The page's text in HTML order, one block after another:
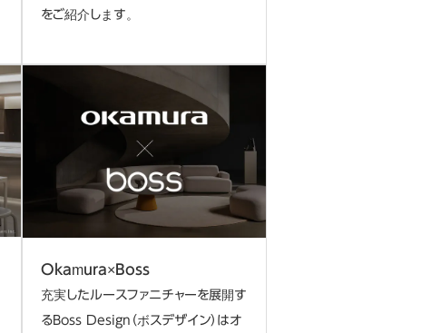
をご紹介します。
Okamura×Boss
充実したルースファニチャーを展開す
るBoss Design（ボスデザイン）はオ